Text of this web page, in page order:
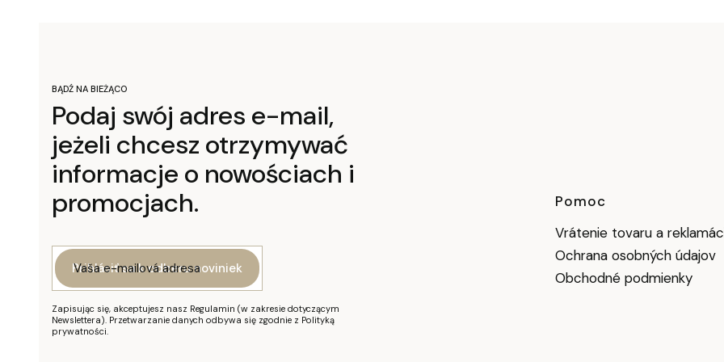
BĄDŹ NA BIEŻĄCO
Podaj swój adres e-mail,
jeżeli chcesz otrzymywać
informacje o nowościach i
promocjach.
Vaša e-mailová adresa
Prihlásiť sa k odberu noviniek
Zapisując się, akceptujesz nasz Regulamin (w zakresie dotyczącym
Newslettera). Przetwarzanie danych odbywa się zgodnie z Polityką
prywatności.
Ponuka v
Pomoc
Vrátenie tovaru a
Ochrana osobných údajov
Obchodné podmienky